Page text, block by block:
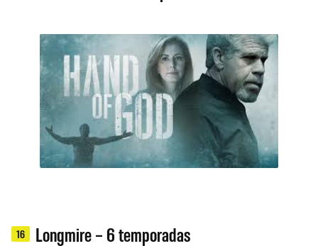
16 Longmire – 6 temporadas